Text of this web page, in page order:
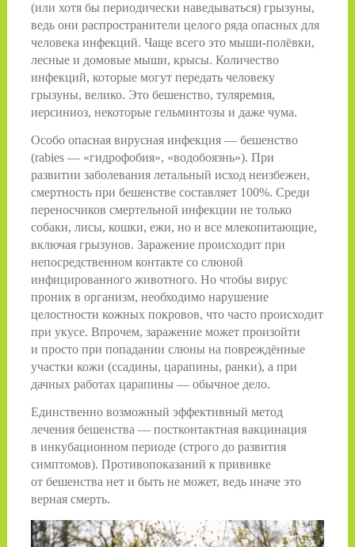
(или хотя бы периодически наведываться) грызуны,
ведь они распространители целого ряда опасных для
человека инфекций. Чаще всего это мыши-­полёвки,
лесные и домовые мыши, крысы. Количество
инфекций, которые могут передать человеку
грызуны, велико. Это бешенство, туляремия,
иерсиниоз, некоторые гельминтозы и даже чума.
Особо опасная вирусная инфекция — бешенство
(rabies — «гидрофобия», «водо­боязнь»). При
развитии заболевания летальный исход неизбежен,
смерт­ность при бешенстве составляет 100%. Среди
переносчиков смертельной инфекции не только
собаки, лисы, кошки, ежи, но и все млекопитающие,
включая грызунов. Заражение происходит при
непосред­ственном контакте со слюной
инфицированного животного. Но чтобы вирус
проник в организм, необходимо нарушение
целостности кожных покровов, что часто происходит
при укусе. Впрочем, заражение может произойти
и просто при попадании слюны на по­вреждённые
участки кожи (ссадины, царапины, ранки), а при
дачных работах царапины — обычное дело.
Единственно возможный эффективный метод
лечения бешенства — пост­контактная вакцинация
в инкубационном периоде (строго до развития
симптомов). Противопоказаний к прививке
от бешенства нет и быть не может, ведь иначе это
верная смерть.